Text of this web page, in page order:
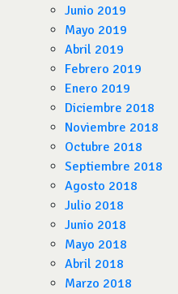
Junio 2019
Mayo 2019
Abril 2019
Febrero 2019
Enero 2019
Diciembre 2018
Noviembre 2018
Octubre 2018
Septiembre 2018
Agosto 2018
Julio 2018
Junio 2018
Mayo 2018
Abril 2018
Marzo 2018